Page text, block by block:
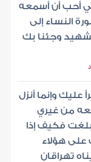
أحب أن أسمعه
النساء إلى
وجئنا بك
عليك وإنما أنزل
من غيري
فكيف إذا
هؤلاء
تهراقان